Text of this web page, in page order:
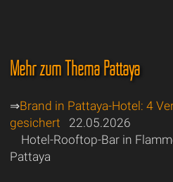
Mehr zum Thema Pattaya
⇒Brand in Pattaya-Hotel: 4
gesichert 22.05.2026
Hotel-Rooftop-Bar in
Pattaya